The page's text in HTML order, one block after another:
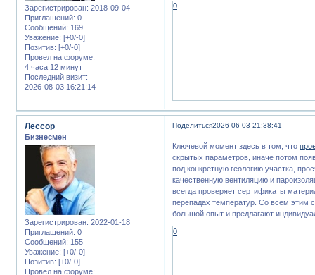
Зарегистрирован: 2018-09-04
Приглашений: 0
Сообщений: 169
Уважение: [+0/-0]
Позитив: [+0/-0]
Провел на форуме:
4 часа 12 минут
Последний визит:
2026-08-03 16:21:14
0
Поделиться2026-06-03 21:38:41
Лессор
Бизнесмен
Зарегистрирован: 2022-01-18
Приглашений: 0
Сообщений: 155
Уважение: [+0/-0]
Позитив: [+0/-0]
Провел на форуме:
Ключевой момент здесь в том, что
скрытых параметров, иначе потом
под конкретную геологию участка,
качественную вентиляцию и
всегда проверяет сертификаты
перепадах температур. Со всем этим
большой опыт и предлагают
0